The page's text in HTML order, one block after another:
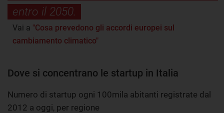
entro il 2050.
Vai a "Cosa prevedono gli accordi europei sul
cambiamento climatico"
Dove si concentrano le startup in Italia
Numero di startup ogni 100mila abitanti registrate dal
2012 a oggi, per regione